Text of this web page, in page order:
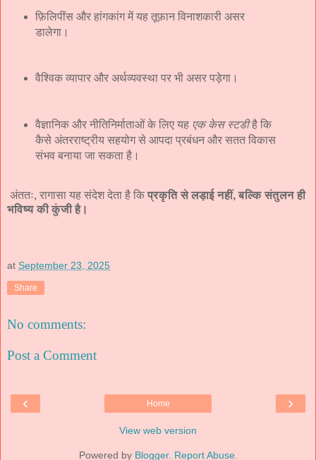
फ़िलिपींस और हांगकांग में यह तूफ़ान विनाशकारी असर
डालेगा।
वैश्विक व्यापार और अर्थव्यवस्था पर भी असर पड़ेगा।
वैज्ञानिक और नीतिनिर्माताओं के लिए यह एक केस स्टडीहै कि
कैसे अंतरराष्ट्रीय सहयोग से आपदा प्रबंधन और सतत विकास
संभव बनाया जा सकता है।
अंततः, रागासा यह संदेश देता है किप्रकृति से लड़ाई नहीं, बल्कि संतुलन ही
भविष्य की कुंजी है।
at September 23, 2025
Share
No comments:
Post a Comment
‹ ›
Home
View web version
Powered by Blogger. Report Abuse.